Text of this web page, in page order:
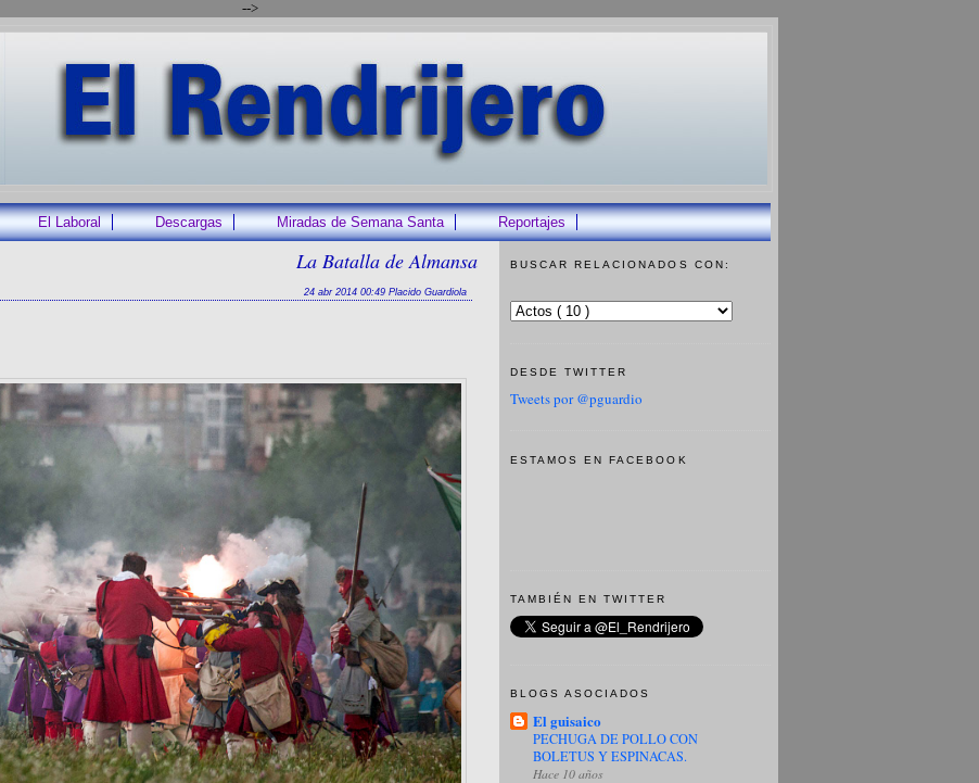
-->
El Laboral Descargas Miradas de Semana Santa Reportajes
La Batalla de Almansa
24 abr 2014 00:49 Placido Guardiola
BUSCAR RELACIONADOS CON:
DESDE TWITTER
Tweets por @pguardio
ESTAMOS EN FACEBOOK
TAMBIÉN EN TWITTER
BLOGS ASOCIADOS
El guisaico
PECHUGA DE POLLO CON
BOLETUS Y ESPINACAS.
Hace 10 años